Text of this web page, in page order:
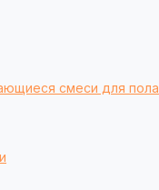
смеси для пола